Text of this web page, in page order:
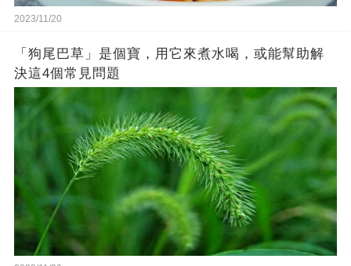
2023/11/20
「狗尾巴草」是個寶，用它來煮水喝，或能幫助解
決這4個常見問題